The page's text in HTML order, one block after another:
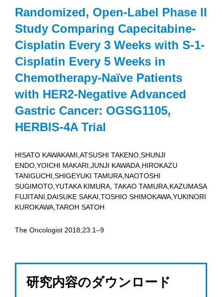
Randomized, Open-Label Phase II
Study Comparing Capecitabine-
Cisplatin Every 3 Weeks with S-1-
Cisplatin Every 5 Weeks in
Chemotherapy-Naïve Patients
with HER2-Negative Advanced
Gastric Cancer: OGSG1105,
HERBIS-4A Trial
HISATO KAWAKAMI,ATSUSHI TAKENO,SHUNJI
ENDO,YOICHI MAKARI,JUNJI KAWADA,HIROKAZU
TANIGUCHI,SHIGEYUKI TAMURA,NAOTOSHI
SUGIMOTO,YUTAKA KIMURA, TAKAO TAMURA,KAZUMASA
FUJITANI,DAISUKE SAKAI,TOSHIO SHIMOKAWA,YUKINORI
KUROKAWA,TAROH SATOH
The Oncologist 2018;23:1–9
研究内容のダウンロード